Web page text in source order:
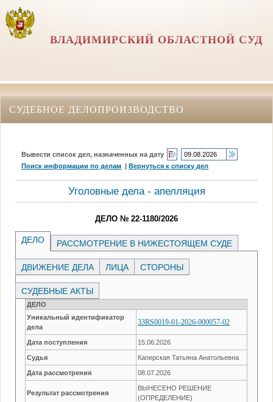
ВЛАДИМИРСКИЙ ОБЛАСТНОЙ СУД
СУДЕБНОЕ ДЕЛОПРОИЗВОДСТВО
Вывести список дел, назначенных на дату
Поиск информации по делам |Вернуться к списку дел
Уголовные дела - апелляция
ДЕЛО № 22-1180/2026
ДЕЛО РАССМОТРЕНИЕ В НИЖЕСТОЯЩЕМ СУДЕ
ДВИЖЕНИЕ ДЕЛА ЛИЦА СТОРОНЫ
СУДЕБНЫЕ АКТЫ
ДЕЛО
Уникальный идентификатор
дела
33RS0019-01-2026-000057-02
Дата поступления 15.06.2026
Судья Каперская Татьяна Анатольевна
Дата рассмотрения 08.07.2026
Результат рассмотрения
ВЫНЕСЕНО РЕШЕНИЕ
(ОПРЕДЕЛЕНИЕ)